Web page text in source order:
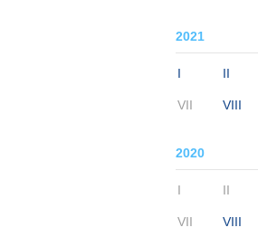
2021
I II
VII VIII
2020
I II
VII VIII